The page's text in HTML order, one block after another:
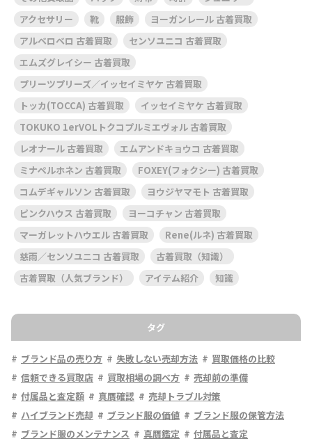
アクセサリー
靴 服飾
ヨーガンレール 古着買取
アルベロベロ 古着買取
センソユニコ 古着買取
エムズグレイシー 古着買取
プリーツプリーズ／イッセイミヤケ 古着買取
トッカ(TOCCA) 古着買取
イッセイミヤケ 古着買取
TOKUKO 1erVOLトクコプルミエヴォル 古着買取
レオナール 古着買取
エムアンドキョウコ 古着買取
ミナペルホネン 古着買取
FOXEY(フォクシー) 古着買取
コムデギャルソン 古着買取
ヨウジヤマモト 古着買取
ピンクハウス 古着買取
ヨーコチャン 古着買取
マーガレットハウエル 古着買取
Rene(ルネ) 古着買取
慈雨／センソユニコ 古着買取
古着買取（知識）
古着買取（人気ブランド）
アイテム紹介 知識
タグ
ブランド品の売り方 失敗しない売却方法
買取価格の比較
信頼できる買取店
買取相場の調べ方
売却前の準備
付属品と査定額
真贋確認
売却トラブル対策
ハイブランド売却
ブランド服の価値
ブランド服の保管方法
ブランド服のメンテナンス
真贋鑑定
付属品と査定